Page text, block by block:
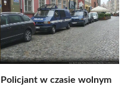
Policjant w czasie wolnym